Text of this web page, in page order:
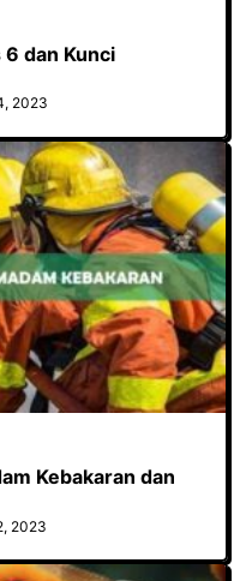
6 dan Kunci
2023
Kebakaran dan
2023